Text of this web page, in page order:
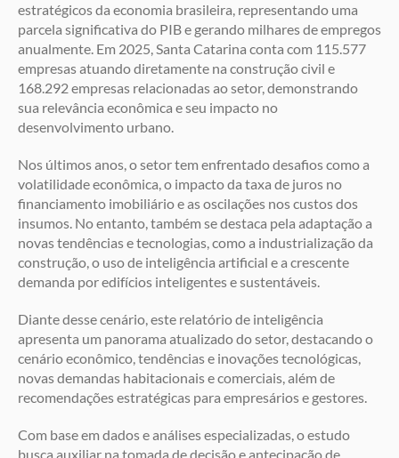
estratégicos da economia brasileira, representando uma
parcela significativa do PIB e gerando milhares de empregos
anualmente. Em 2025, Santa Catarina conta com 115.577
empresas atuando diretamente na construção civil e
168.292 empresas relacionadas ao setor, demonstrando
sua relevância econômica e seu impacto no
desenvolvimento urbano.
Nos últimos anos, o setor tem enfrentado desafios como a
volatilidade econômica, o impacto da taxa de juros no
financiamento imobiliário e as oscilações nos custos dos
insumos. No entanto, também se destaca pela adaptação a
novas tendências e tecnologias, como a industrialização da
construção, o uso de inteligência artificial e a crescente
demanda por edifícios inteligentes e sustentáveis.
Diante desse cenário, este relatório de inteligência
apresenta um panorama atualizado do setor, destacando o
cenário econômico, tendências e inovações tecnológicas,
novas demandas habitacionais e comerciais, além de
recomendações estratégicas para empresários e gestores.
Com base em dados e análises especializadas, o estudo
busca auxiliar na tomada de decisão e antecipação de